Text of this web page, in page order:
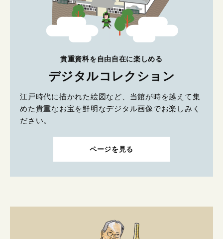
貴重資料を自由自在に楽しめる
デジタルコレクション
江戸時代に描かれた絵図など、当館が時を越えて集
めた貴重なお宝を鮮明なデジタル画像でお楽しみく
ださい。
ページを見る